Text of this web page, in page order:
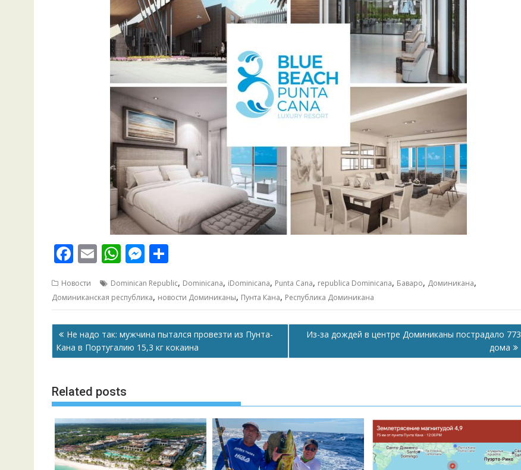
F
e
b
o
o
E
ai
l
W
at
s
A
p
M
ss
e
n
g
п
р
а
в
ь
Новости Dominican Republic, Dominicana, iDominicana, Punta Cana, republica Dominicana, Баваро, Доминикана,
Доминиканская республика, новости Доминиканы, Пунта Кана, Республика Доминикана
Навигация
по
записям
Не надо так: мужчина пытался провезти из Пунта-
Кана в Португалию 15,3 кг кокаина
Из-за дождей в центре Доминиканы пострадало 773
дома
Related posts